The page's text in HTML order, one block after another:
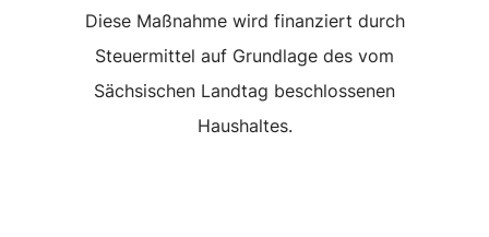
Diese Maßnahme wird finanziert durch
Steuermittel auf Grundlage des vom
Sächsischen Landtag beschlossenen
Haushaltes.